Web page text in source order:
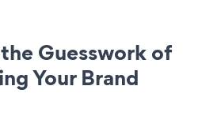
Guesswork of
Your Brand